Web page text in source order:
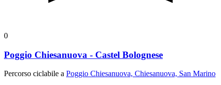
0
Poggio Chiesanuova - Castel Bolognese
Percorso ciclabile a Poggio Chiesanuova, Chiesanuova, San Marino